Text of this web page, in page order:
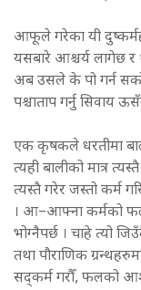
आफूले गरेका यी
यसबारे आश्चर्य लागेछ र
अब उसले के पो गर्न
पश्चाताप गर्नु सिवाय
एक कृषकले धरतीमा
त्यही बालीको मात्र
त्यस्तै गरेर जस्तो कर्म
। आ–आफ्ना कर्मको
भोग्नैपर्छ । चाहे त्यो
तथा पौराणिक
सद्कर्म गरौँ, फलको